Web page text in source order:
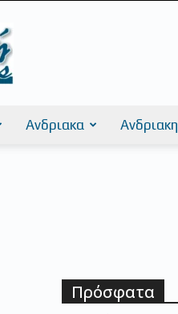
Ανδριακα Ανδριακη
Πρόσφατα